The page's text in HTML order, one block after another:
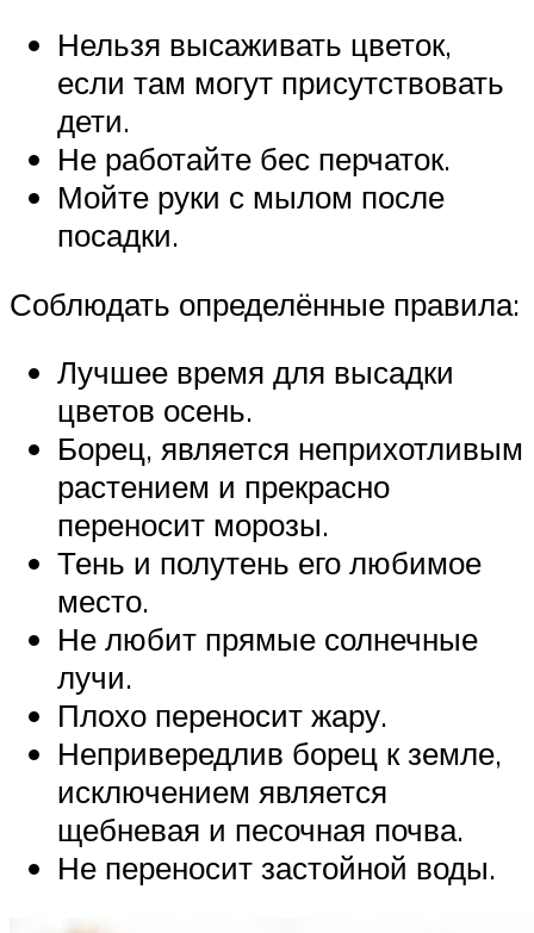
Нельзя высаживать цветок,
если там могут присутствовать
дети.
Не работайте бес перчаток.
Мойте руки с мылом после
посадки.
Соблюдать определённые правила:
Лучшее время для высадки
цветов осень.
Борец, является неприхотливым
растением и прекрасно
переносит морозы.
Тень и полутень его любимое
место.
Не любит прямые солнечные
лучи.
Плохо переносит жару.
Непривередлив борец к земле,
исключением является
щебневая и песочная почва.
Не переносит застойной воды.